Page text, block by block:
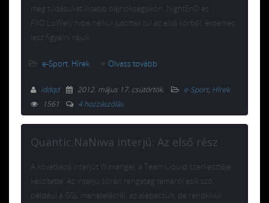
meg tudásukat kisebb bajnokságokon. NightEnD és
FXO.LoWely hiba nélkül jutottak túl az első körből, érdemes
lesz figyelni rájuk.
e-Sport, Hírek Olvass tovább
iddqd 2012. május 17. csütörtök. e-Sport, Hírek
1561
4 hozzászólás
Quantic.NaNiwa interjú: Az első rész
A következő interjút Waxangel, a Team Liquid szerkesztője
készítette. Az interjú során rengeteg témáról esik szó,
például a GSL menetelésről, az alábecsült, de rendkívül